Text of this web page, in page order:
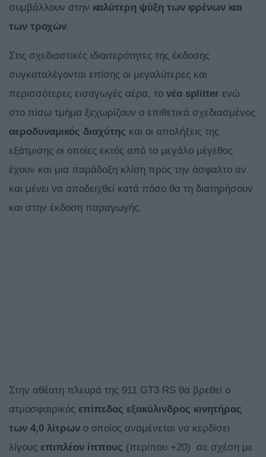
συμβάλλουν στην καλύτερη ψύξη των φρένων και
των τροχών.
Στις σχεδιαστικές ιδιαιτερότητες της έκδοσης
συγκαταλέγονται επίσης οι μεγαλύτερες και
περισσότερες εισαγωγές αέρα, το νέο splitter ενώ
στο πίσω τμήμα ξεχωρίζουν ο επιθετικά σχεδιασμένος
αεροδυναμικός διαχύτης και οι απολήξεις της
εξάτμισης οι οποίες εκτός από το μεγάλο μέγεθος
έχουν και μια παράδοξη κλίση προς την άσφαλτο αν
και μένει να αποδειχθεί κατά πόσο θα τη διατηρήσουν
και στην έκδοση παραγωγής.
Στην αθέατη πλευρά της 911 GT3 RS θα βρεθεί ο
ατμοσφαιρικός επίπεδος εξακύλινδρος κινητήρας
των 4,0 λίτρων ο οποίος αναμένεται να κερδίσει
λίγους επιπλέον ίππους (περίπου +20) σε σχέση με